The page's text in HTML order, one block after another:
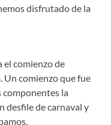
disfrutado de la
el comienzo de
Un comienzo que fue
componentes la
desfile de carnaval y